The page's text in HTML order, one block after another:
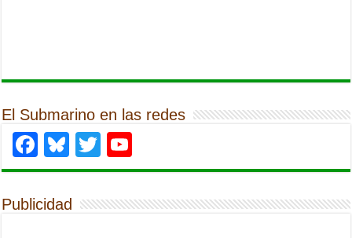
El Submarino en las redes
Facebook
Bluesky
Twitter
Publicidad